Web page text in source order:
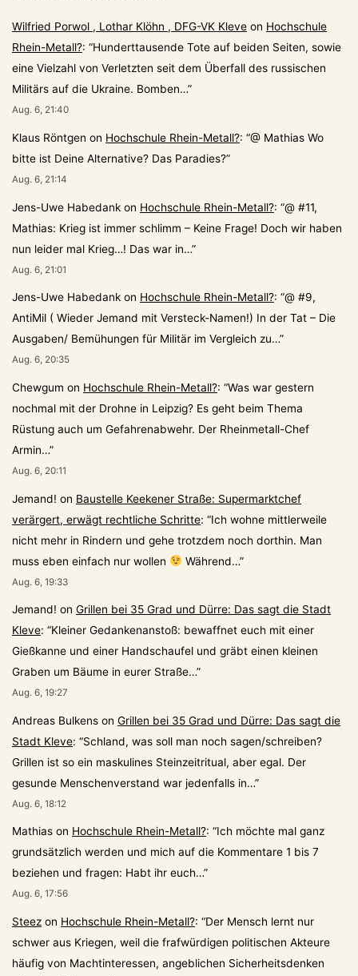
Wilfried Porwol , Lothar Klöhn , DFG-VK Kleve on Hochschule
Rhein-Metall?: “Hunderttausende Tote auf beiden Seiten, sowie
eine Vielzahl von Verletzten seit dem Überfall des russischen
Militärs auf die Ukraine. Bomben…”
Aug. 6, 21:40
Klaus Röntgen on Hochschule Rhein-Metall?: “@ Mathias Wo
bitte ist Deine Alternative? Das Paradies?”
Aug. 6, 21:14
Jens-Uwe Habedank on Hochschule Rhein-Metall?: “@ #11,
Mathias: Krieg ist immer schlimm – Keine Frage! Doch wir haben
nun leider mal Krieg…! Das war in…”
Aug. 6, 21:01
Jens-Uwe Habedank on Hochschule Rhein-Metall?: “@ #9,
AntiMil ( Wieder Jemand mit Versteck-Namen!) In der Tat – Die
Ausgaben/ Bemühungen für Militär im Vergleich zu…”
Aug. 6, 20:35
Chewgum on Hochschule Rhein-Metall?: “Was war gestern
nochmal mit der Drohne in Leipzig? Es geht beim Thema
Rüstung auch um Gefahrenabwehr. Der Rheinmetall-Chef
Armin…”
Aug. 6, 20:11
Jemand! on Baustelle Keekener Straße: Supermarktchef
verärgert, erwägt rechtliche Schritte: “Ich wohne mittlerweile
nicht mehr in Rindern und gehe trotzdem noch dorthin. Man
muss eben einfach nur wollen
Während…”
Aug. 6, 19:33
Jemand! on Grillen bei 35 Grad und Dürre: Das sagt die Stadt
Kleve: “Kleiner Gedankenanstoß: bewaffnet euch mit einer
Gießkanne und einer Handschaufel und gräbt einen kleinen
Graben um Bäume in eurer Straße…”
Aug. 6, 19:27
Andreas Bulkens on Grillen bei 35 Grad und Dürre: Das sagt die
Stadt Kleve: “Schland, was soll man noch sagen/schreiben?
Grillen ist so ein maskulines Steinzeitritual, aber egal. Der
gesunde Menschenverstand war jedenfalls in…”
Aug. 6, 18:12
Mathias on Hochschule Rhein-Metall?: “Ich möchte mal ganz
grundsätzlich werden und mich auf die Kommentare 1 bis 7
beziehen und fragen: Habt ihr euch…”
Aug. 6, 17:56
Steez on Hochschule Rhein-Metall?: “Der Mensch lernt nur
schwer aus Kriegen, weil die frafwürdigen politischen Akteure
häufig von Machtinteressen, angeblichen Sicherheitsdenken